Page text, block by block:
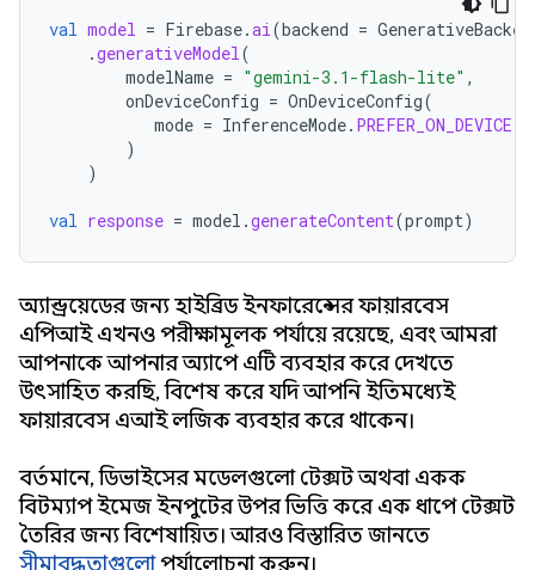
val model = Firebase.ai (backend =
.generativeModel (
modelName = "gemini-3.1-flash-lite" ,
onDeviceConfig = OnDeviceConfig(
mode = InferenceMode. PREFER_ON_DEVICE
)
)
val response = model .generateContent(prompt)
অ্যান্ড্রয়েডের জন্য হাইব্রিড ইনফারেন্সের ফায়ারবেস
এপিআই এখনও পরীক্ষামূলক পর্যায়ে রয়েছে, এবং আমরা
আপনাকে আপনার অ্যাপে এটি ব্যবহার করে দেখতে
উৎসাহিত করছি, বিশেষ করে যদি আপনি ইতিমধ্যেই
ফায়ারবেস এআই লজিক ব্যবহার করে থাকেন।
বর্তমানে, ডিভাইসের মডেলগুলো টেক্সট অথবা একক
বিটম্যাপ ইমেজ ইনপুটের উপর ভিত্তি করে এক ধাপে টেক্সট
তৈরির জন্য বিশেষায়িত। আরও বিস্তারিত জানতে
সীমাবদ্ধতাগুলোপর্যালোচনা করুন।